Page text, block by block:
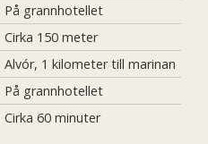
På grannhotellet
Cirka 150 meter
Alvór, 1 kilometer till marinan
På grannhotellet
Cirka 60 minuter